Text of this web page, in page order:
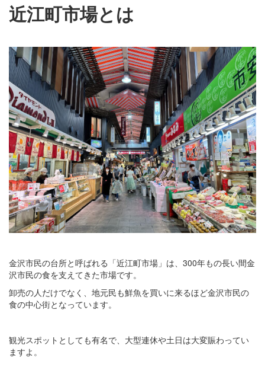
近江町市場とは
金沢市民の台所と呼ばれる「近江町市場」は、300年もの長い間金
沢市民の食を支えてきた市場です。
卸売の人だけでなく、地元民も鮮魚を買いに来るほど金沢市民の
食の中心街となっています。
観光スポットとしても有名で、大型連休や土日は大変賑わってい
ますよ。